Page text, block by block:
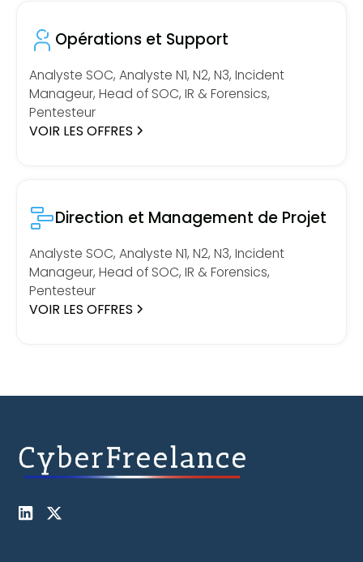
Opérations et Support
Analyste SOC, Analyste N1, N2, N3, Incident
Manageur, Head of SOC, IR & Forensics,
Pentesteur
VOIR LES OFFRES
Direction et Management de Projet
Analyste SOC, Analyste N1, N2, N3, Incident
Manageur, Head of SOC, IR & Forensics,
Pentesteur
VOIR LES OFFRES